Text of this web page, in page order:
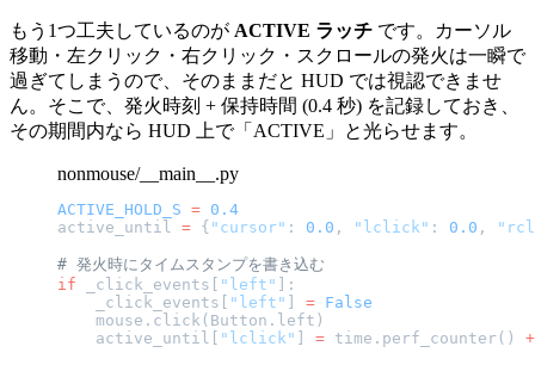
もう1つ工夫しているのが ACTIVE ラッチ です。カーソル
移動・左クリック・右クリック・スクロールの発火は一瞬で
過ぎてしまうので、そのままだと HUD では視認できませ
ん。そこで、発火時刻 + 保持時間 (0.4 秒) を記録しておき、
その期間内なら HUD 上で「ACTIVE」と光らせます。
nonmouse/__main__.py
ACTIVE_HOLD_S = 0.4
active_until = { "cursor" : 0.0 , "lclick" : 0.0 ,
# 発火時にタイムスタンプを書き込む
if _click_events[ "left"
]:
    _click_events[
"left" = False
    mouse.click(Button.left)
    active_until[
"lclick" = time.perf_counter() +